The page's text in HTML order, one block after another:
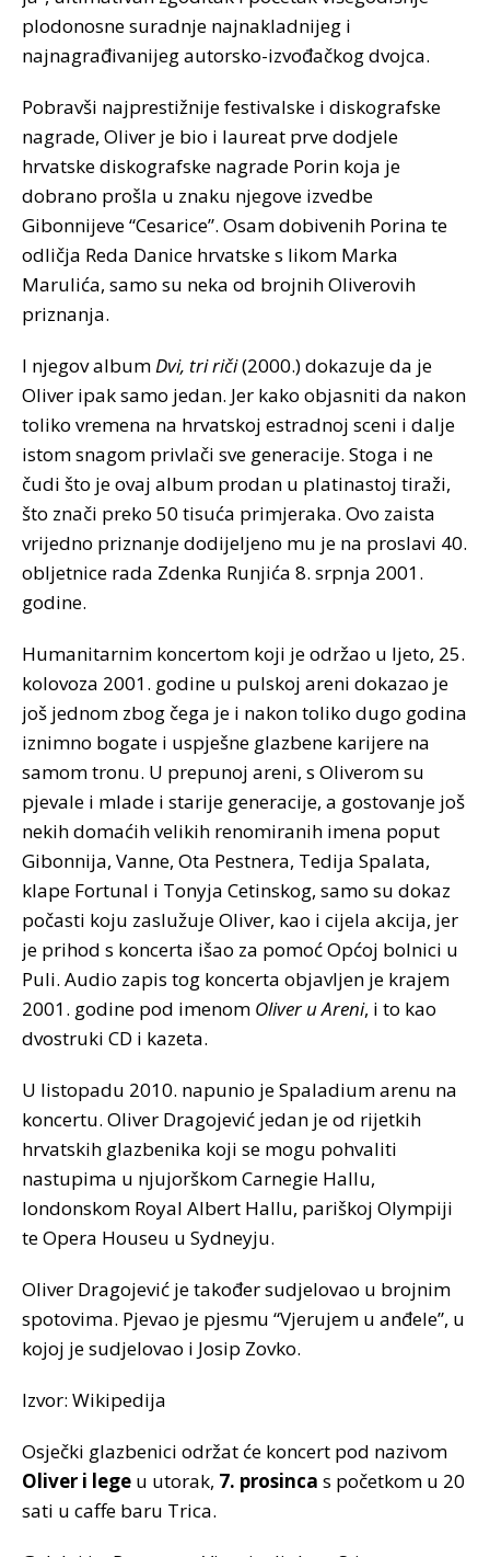
plodonosne suradnje najnakladnijeg i
najnagrađivanijeg autorsko-izvođačkog dvojca.
Pobravši najprestižnije festivalske i diskografske
nagrade, Oliver je bio i laureat prve dodjele
hrvatske diskografske nagrade Porin koja je
dobrano prošla u znaku njegove izvedbe
Gibonnijeve “Cesarice”. Osam dobivenih Porina te
odličja Reda Danice hrvatske s likom Marka
Marulića, samo su neka od brojnih Oliverovih
priznanja.
I njegov albumDvi, tri riči(2000.) dokazuje da je
Oliver ipak samo jedan. Jer kako objasniti da nakon
toliko vremena na hrvatskoj estradnoj sceni i dalje
istom snagom privlači sve generacije. Stoga i ne
čudi što je ovaj album prodan u platinastoj tiraži,
što znači preko 50 tisuća primjeraka. Ovo zaista
vrijedno priznanje dodijeljeno mu je na proslavi 40.
obljetnice rada Zdenka Runjića 8. srpnja 2001.
godine.
Humanitarnim koncertom koji je održao u ljeto, 25.
kolovoza 2001. godine u pulskoj areni dokazao je
još jednom zbog čega je i nakon toliko dugo godina
iznimno bogate i uspješne glazbene karijere na
samom tronu. U prepunoj areni, s Oliverom su
pjevale i mlade i starije generacije, a gostovanje još
nekih domaćih velikih renomiranih imena poput
Gibonnija, Vanne, Ota Pestnera, Tedija Spalata,
klape Fortunal i Tonyja Cetinskog, samo su dokaz
počasti koju zaslužuje Oliver, kao i cijela akcija, jer
je prihod s koncerta išao za pomoć Općoj bolnici u
Puli. Audio zapis tog koncerta objavljen je krajem
2001. godine pod imenom Oliver u Areni, i to kao
dvostruki CD i kazeta.
U listopadu 2010. napunio je Spaladium arenu na
koncertu. Oliver Dragojević jedan je od rijetkih
hrvatskih glazbenika koji se mogu pohvaliti
nastupima u njujorškom Carnegie Hallu,
londonskom Royal Albert Hallu, pariškoj Olympiji
te Opera Houseu u Sydneyju.
Oliver Dragojević je također sudjelovao u brojnim
spotovima. Pjevao je pjesmu “Vjerujem u anđele”, u
kojoj je sudjelovao i Josip Zovko.
Izvor: Wikipedija
Osječki glazbenici održat će koncert pod nazivom
Oliver i lege u utorak, 7. prosinca s početkom u 20
sati u caffe baru Trica.